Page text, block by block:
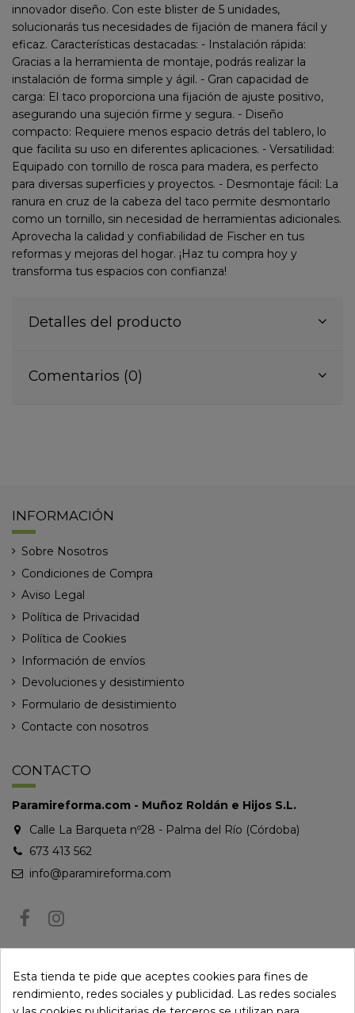
innovador diseño. Con este blister de 5 unidades,
solucionarás tus necesidades de fijación de manera fácil y
eficaz. Características destacadas: - Instalación rápida:
Gracias a la herramienta de montaje, podrás realizar la
instalación de forma simple y ágil. - Gran capacidad de
carga: El taco proporciona una fijación de ajuste positivo,
asegurando una sujeción firme y segura. - Diseño
compacto: Requiere menos espacio detrás del tablero, lo
que facilita su uso en diferentes aplicaciones. - Versatilidad:
Equipado con tornillo de rosca para madera, es perfecto
para diversas superficies y proyectos. - Desmontaje fácil: La
ranura en cruz de la cabeza del taco permite desmontarlo
como un tornillo, sin necesidad de herramientas adicionales.
Aprovecha la calidad y confiabilidad de Fischer en tus
reformas y mejoras del hogar. ¡Haz tu compra hoy y
transforma tus espacios con confianza!
Detalles del producto
Comentarios (0)
INFORMACIÓN
Sobre Nosotros
Condiciones de Compra
Aviso Legal
Política de Privacidad
Política de Cookies
Información de envíos
Devoluciones y desistimiento
Formulario de desistimiento
Contacte con nosotros
CONTACTO
Paramireforma.com - Muñoz Roldán e Hijos S.L.
Calle La Barqueta nº28 - Palma del Río (Córdoba)
673 413 562
info@paramireforma.com
Esta tienda te pide que aceptes cookies para fines de
rendimiento, redes sociales y publicidad. Las redes sociales